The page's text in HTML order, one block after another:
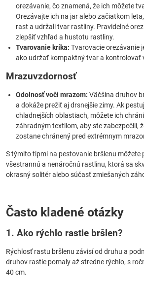
orezávanie, čo znamená, že ich môžete
Orezávajte ich na jar alebo začiatkom
rast a udržali tvar rastliny. Pravidelné
zlepšiť vzhľad a hustotu rastliny.
Tvarovanie kríka: Tvarovacie orezávanie
ako udržať kompaktný tvar a kontrolovať
Mrazuvzdornosť
Odolnosť voči mrazom: Väčšina druhov
a dokáže prežiť aj drsnejšie zimy. Ak
chladnejších oblastiach, môžete ich
záhradným textilom, aby ste zabezpečili,
zostane chránený pred extrémnym
S týmito tipmi na pestovanie bršlenu môžete
všestrannú a nenáročnú rastlinu, ktorá sa
okrasný solitér alebo súčasť zmiešaných
Často kladené otázky
1. Ako rýchlo rastie bršlen?
Rýchlosť rastu bršlenu závisí od druhu a
druhov rastie pomaly až stredne rýchlo, s
40 cm.